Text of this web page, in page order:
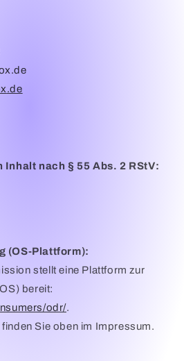
.de
.de
nach § 55 Abs. 2 RStV:
(OS-Plattform):
stellt eine Plattform zur
bereit:
/odr/.
Sie oben im Impressum.